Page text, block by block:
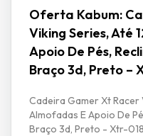
Oferta Kabum:
Viking Series, Até
Apoio De Pés,
Braço 3d, Preto –
Cadeira Gamer Xt Racer
Almofadas E Apoio De
Braço 3d, Preto - Xtr-018